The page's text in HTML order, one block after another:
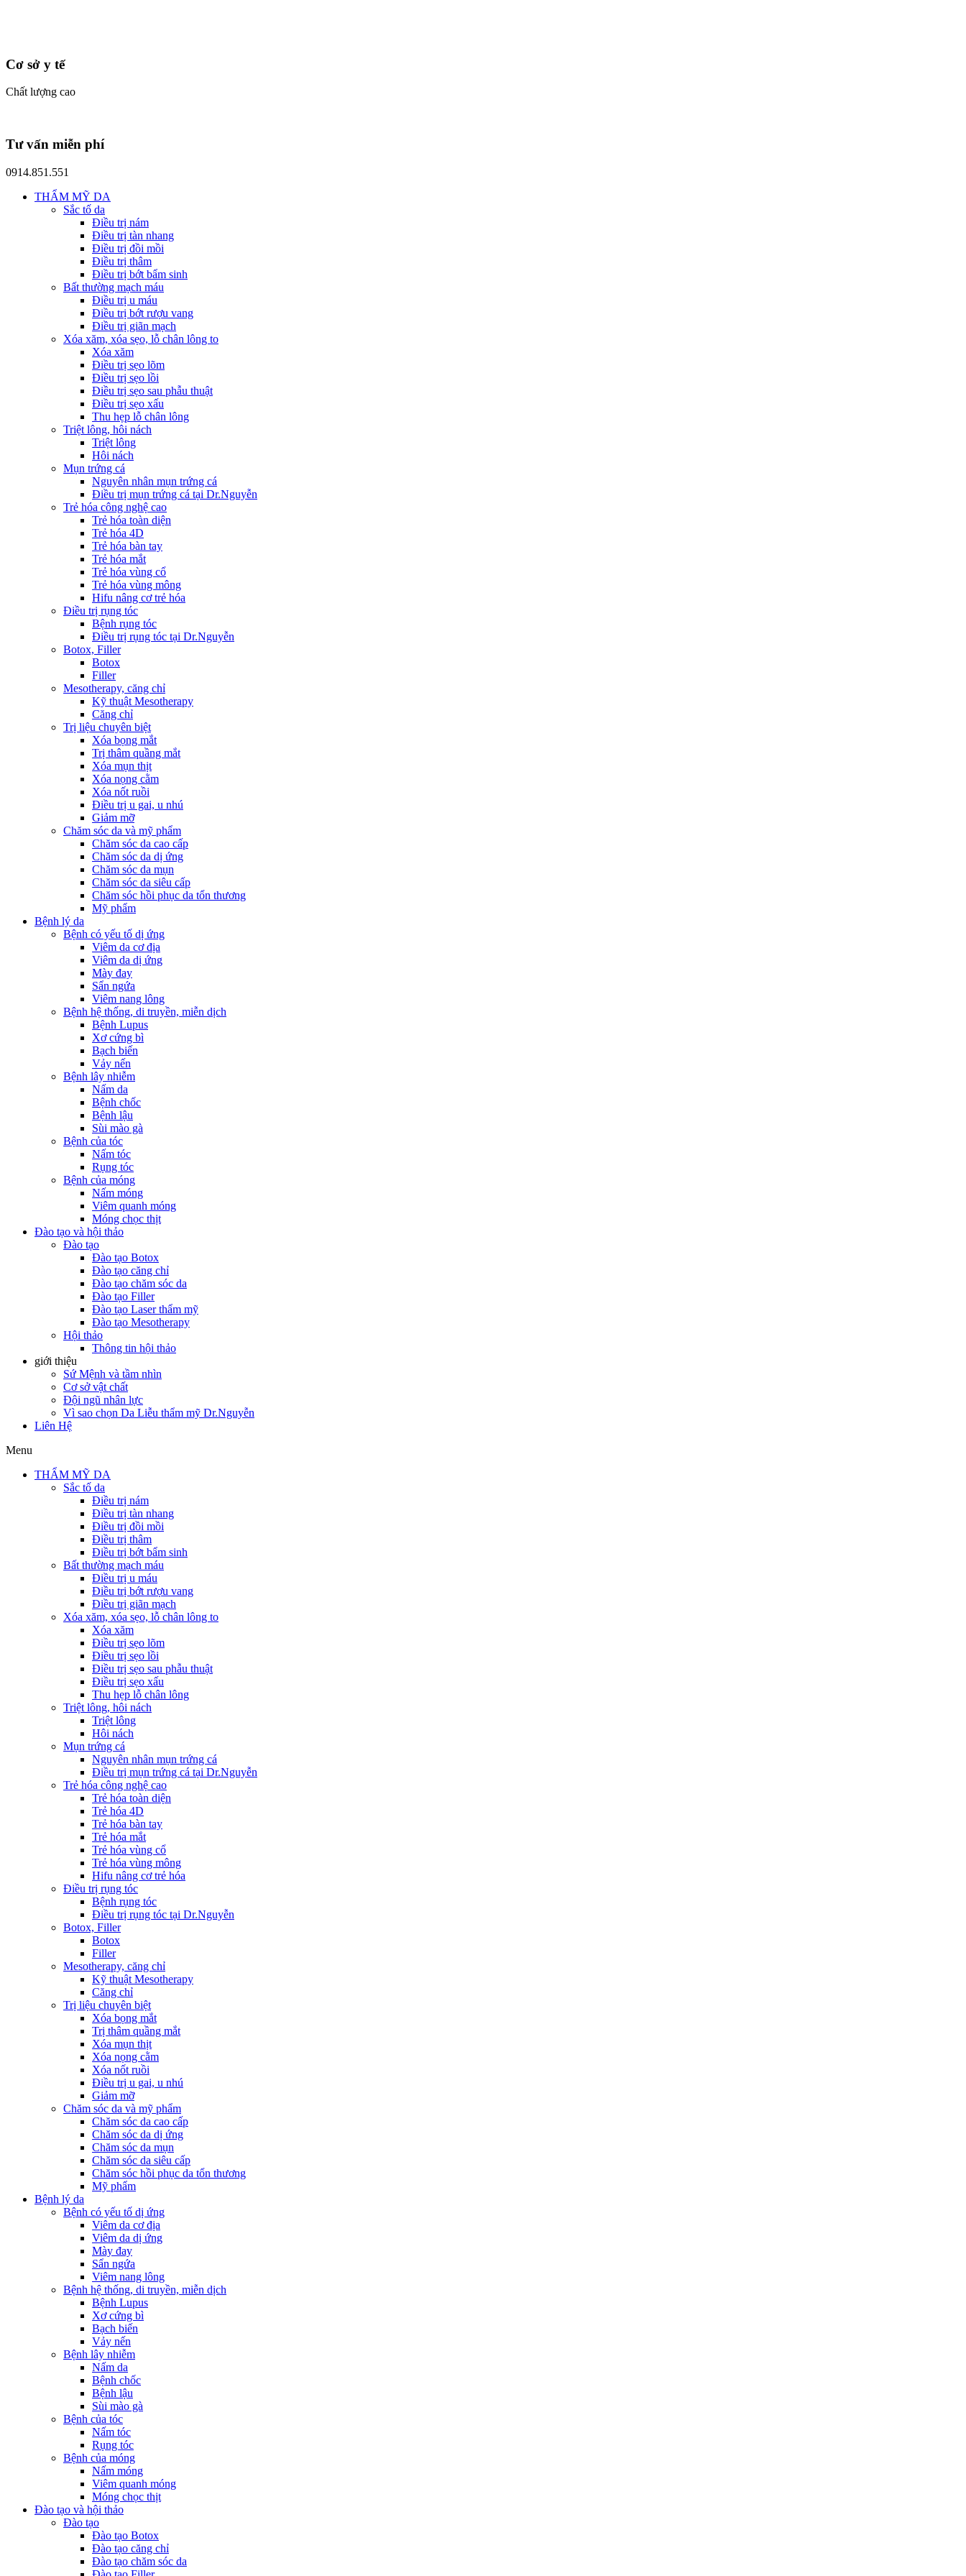
Cơ sở y tế
Chất lượng cao
Tư vấn miễn phí
0914.851.551
THẨM MỸ DA
Sắc tố da
Điều trị nám
Điều trị tàn nhang
Điều trị đồi mồi
Điều trị thâm
Điều trị bớt bẩm sinh
Bất thường mạch máu
Điều trị u máu
Điều trị bớt rượu vang
Điều trị giãn mạch
Xóa xăm, xóa sẹo, lỗ chân lông to
Xóa xăm
Điều trị sẹo lõm
Điều trị sẹo lồi
Điều trị sẹo sau phẫu thuật
Điều trị sẹo xấu
Thu hẹp lỗ chân lông
Triệt lông, hôi nách
Triệt lông
Hôi nách
Mụn trứng cá
Nguyên nhân mụn trứng cá
Điều trị mụn trứng cá tại Dr.Nguyễn
Trẻ hóa công nghệ cao
Trẻ hóa toàn diện
Trẻ hóa 4D
Trẻ hóa bàn tay
Trẻ hóa mắt
Trẻ hóa vùng cổ
Trẻ hóa vùng mông
Hifu nâng cơ trẻ hóa
Điều trị rụng tóc
Bệnh rụng tóc
Điều trị rụng tóc tại Dr.Nguyễn
Botox, Filler
Botox
Filler
Mesotherapy, căng chỉ
Kỹ thuật Mesotherapy
Căng chỉ
Trị liệu chuyên biệt
Xóa bọng mắt
Trị thâm quầng mắt
Xóa mụn thịt
Xóa nọng cằm
Xóa nốt ruồi
Điều trị u gai, u nhú
Giảm mỡ
Chăm sóc da và mỹ phẩm
Chăm sóc da cao cấp
Chăm sóc da dị ứng
Chăm sóc da mụn
Chăm sóc da siêu cấp
Chăm sóc hồi phục da tổn thương
Mỹ phẩm
Bệnh lý da
Bệnh có yếu tố dị ứng
Viêm da cơ địa
Viêm da dị ứng
Mày đay
Sẩn ngứa
Viêm nang lông
Bệnh hệ thống, di truyền, miễn dịch
Bệnh Lupus
Xơ cứng bì
Bạch biến
Vảy nến
Bệnh lây nhiễm
Nấm da
Bệnh chốc
Bệnh lậu
Sùi mào gà
Bệnh của tóc
Nấm tóc
Rụng tóc
Bệnh của móng
Nấm móng
Viêm quanh móng
Móng chọc thịt
Đào tạo và hội thảo
Đào tạo
Đào tạo Botox
Đào tạo căng chỉ
Đào tạo chăm sóc da
Đào tạo Filler
Đào tạo Laser thẩm mỹ
Đào tạo Mesotherapy
Hội thảo
Thông tin hội thảo
giới thiệu
Sứ Mệnh và tầm nhìn
Cơ sở vật chất
Đội ngũ nhân lực
Vì sao chọn Da Liễu thẩm mỹ Dr.Nguyễn
Liên Hệ
Menu
THẨM MỸ DA
Sắc tố da
Điều trị nám
Điều trị tàn nhang
Điều trị đồi mồi
Điều trị thâm
Điều trị bớt bẩm sinh
Bất thường mạch máu
Điều trị u máu
Điều trị bớt rượu vang
Điều trị giãn mạch
Xóa xăm, xóa sẹo, lỗ chân lông to
Xóa xăm
Điều trị sẹo lõm
Điều trị sẹo lồi
Điều trị sẹo sau phẫu thuật
Điều trị sẹo xấu
Thu hẹp lỗ chân lông
Triệt lông, hôi nách
Triệt lông
Hôi nách
Mụn trứng cá
Nguyên nhân mụn trứng cá
Điều trị mụn trứng cá tại Dr.Nguyễn
Trẻ hóa công nghệ cao
Trẻ hóa toàn diện
Trẻ hóa 4D
Trẻ hóa bàn tay
Trẻ hóa mắt
Trẻ hóa vùng cổ
Trẻ hóa vùng mông
Hifu nâng cơ trẻ hóa
Điều trị rụng tóc
Bệnh rụng tóc
Điều trị rụng tóc tại Dr.Nguyễn
Botox, Filler
Botox
Filler
Mesotherapy, căng chỉ
Kỹ thuật Mesotherapy
Căng chỉ
Trị liệu chuyên biệt
Xóa bọng mắt
Trị thâm quầng mắt
Xóa mụn thịt
Xóa nọng cằm
Xóa nốt ruồi
Điều trị u gai, u nhú
Giảm mỡ
Chăm sóc da và mỹ phẩm
Chăm sóc da cao cấp
Chăm sóc da dị ứng
Chăm sóc da mụn
Chăm sóc da siêu cấp
Chăm sóc hồi phục da tổn thương
Mỹ phẩm
Bệnh lý da
Bệnh có yếu tố dị ứng
Viêm da cơ địa
Viêm da dị ứng
Mày đay
Sẩn ngứa
Viêm nang lông
Bệnh hệ thống, di truyền, miễn dịch
Bệnh Lupus
Xơ cứng bì
Bạch biến
Vảy nến
Bệnh lây nhiễm
Nấm da
Bệnh chốc
Bệnh lậu
Sùi mào gà
Bệnh của tóc
Nấm tóc
Rụng tóc
Bệnh của móng
Nấm móng
Viêm quanh móng
Móng chọc thịt
Đào tạo và hội thảo
Đào tạo
Đào tạo Botox
Đào tạo căng chỉ
Đào tạo chăm sóc da